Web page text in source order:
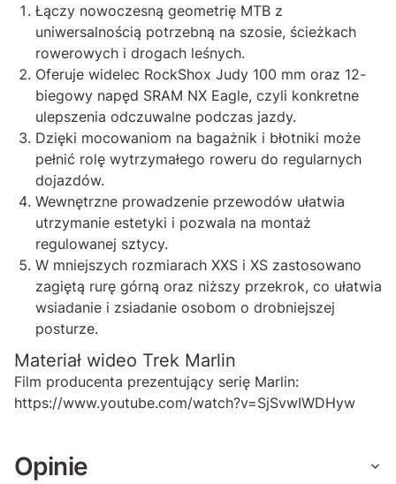
Łączy nowoczesną geometrię MTB z
uniwersalnością potrzebną na szosie, ścieżkach
rowerowych i drogach leśnych.
Oferuje widelec RockShox Judy 100 mm oraz 12-
biegowy napęd SRAM NX Eagle, czyli konkretne
ulepszenia odczuwalne podczas jazdy.
Dzięki mocowaniom na bagażnik i błotniki może
pełnić rolę wytrzymałego roweru do regularnych
dojazdów.
Wewnętrzne prowadzenie przewodów ułatwia
utrzymanie estetyki i pozwala na montaż
regulowanej sztycy.
W mniejszych rozmiarach XXS i XS zastosowano
zagiętą rurę górną oraz niższy przekrok, co ułatwia
wsiadanie i zsiadanie osobom o drobniejszej
posturze.
Materiał wideo Trek Marlin
Film producenta prezentujący serię Marlin:
https://www.youtube.com/watch?v=SjSvwIWDHyw
Opinie